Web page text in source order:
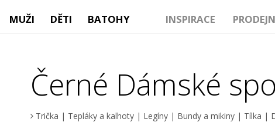
MUŽI DĚTI BATOHY INSPIRACE
Černé Dámské
Trička | Tepláky a kalhoty | Legíny | Bundy a mikiny | Tílka |